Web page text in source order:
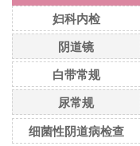
妇科内检
阴道镜
白带常规
尿常规
细菌性阴道病检查